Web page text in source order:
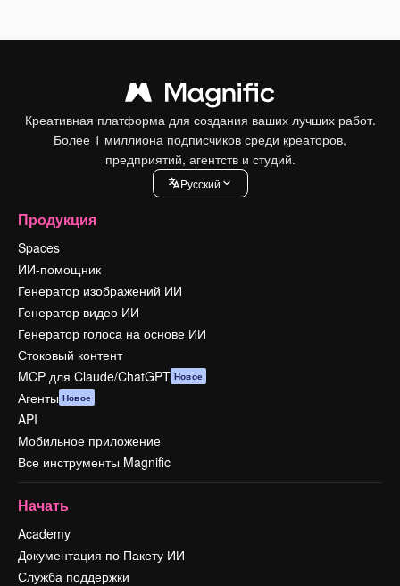
Креативная платформа для создания ваших лучших работ.
Более 1 миллиона подписчиков среди креаторов,
предприятий, агентств и студий.
Pусский
Продукция
Spaces
ИИ-помощник
Генератор изображений ИИ
Генератор видео ИИ
Генератор голоса на основе ИИ
Стоковый контент
MCP для Claude/ChatGPT Новое
Агенты Новое
API
Мобильное приложение
Все инструменты Magnific
Начать
Academy
Документация по Пакету ИИ
Служба поддержки